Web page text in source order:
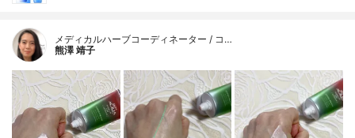
メディカルハーブコーディネーター / コ…
熊澤 靖子